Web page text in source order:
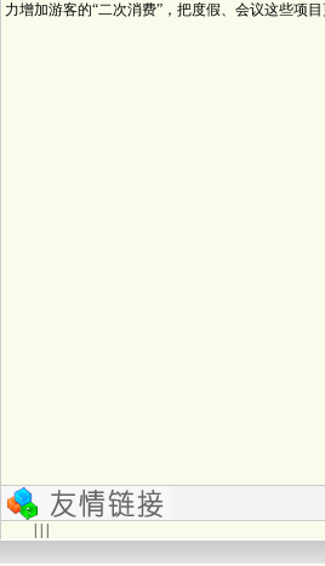
力增加游客的“二次消费”，把度假、会议这些项目